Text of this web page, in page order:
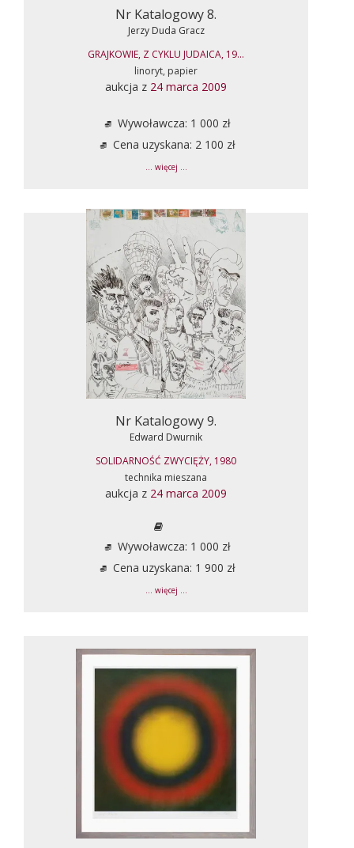
Nr Katalogowy 8.
Jerzy Duda Gracz
GRAJKOWIE, Z CYKLU JUDAICA, 19...
linoryt, papier
aukcja z 24 marca 2009
Wywoławcza: 1 000 zł
Cena uzyskana: 2 100 zł
... więcej ...
Nr Katalogowy 9.
Edward Dwurnik
SOLIDARNOŚĆ ZWYCIĘŻY, 1980
technika mieszana
aukcja z 24 marca 2009
Wywoławcza: 1 000 zł
Cena uzyskana: 1 900 zł
... więcej ...